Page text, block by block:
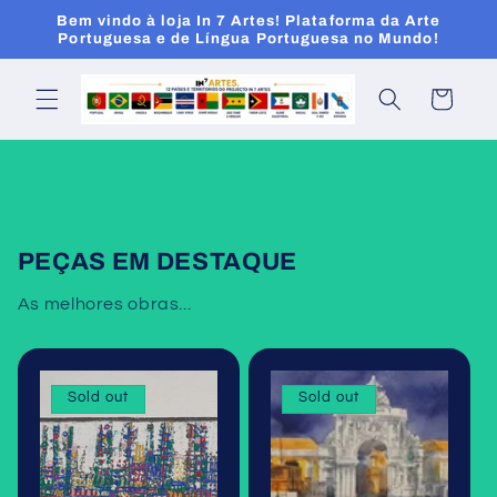
Skip to
content
Bem vindo à loja In 7 Artes! Plataforma da Arte
Portuguesa e de Língua Portuguesa no Mundo!
Cart
PEÇAS EM DESTAQUE
As melhores obras...
Sold out Sold out